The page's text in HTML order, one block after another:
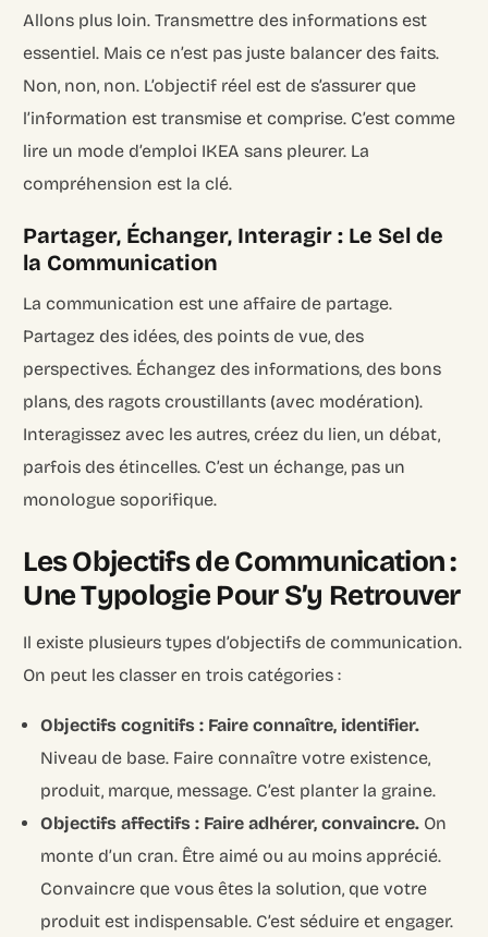
Allons plus loin. Transmettre des informations est
essentiel. Mais ce n’est pas juste balancer des faits.
Non, non, non. L’objectif réel est de s’assurer que
l’information est transmise et comprise. C’est comme
lire un mode d’emploi IKEA sans pleurer. La
compréhension est la clé.
Partager, Échanger, Interagir : Le Sel de
la Communication
La communication est une affaire de partage.
Partagez des idées, des points de vue, des
perspectives. Échangez des informations, des bons
plans, des ragots croustillants (avec modération).
Interagissez avec les autres, créez du lien, un débat,
parfois des étincelles. C’est un échange, pas un
monologue soporifique.
Les Objectifs de Communication :
Une Typologie Pour S’y Retrouver
Il existe plusieurs types d’objectifs de communication.
On peut les classer en trois catégories :
Objectifs cognitifs : Faire connaître, identifier.
Niveau de base. Faire connaître votre existence,
produit, marque, message. C’est planter la graine.
Objectifs affectifs : Faire adhérer, convaincre. On
monte d’un cran. Être aimé ou au moins apprécié.
Convaincre que vous êtes la solution, que votre
produit est indispensable. C’est séduire et engager.